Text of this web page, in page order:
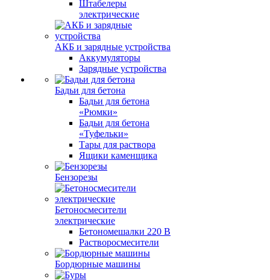
Штабелеры
электрические
АКБ и зарядные устройства
Аккумуляторы
Зарядные устройства
Бадьи для бетона
Бадьи для бетона
«Рюмки»
Бадьи для бетона
«Туфельки»
Тары для раствора
Ящики каменщика
Бензорезы
Бетоносмесители
электрические
Бетономешалки 220 В
Растворосмесители
Бордюрные машины